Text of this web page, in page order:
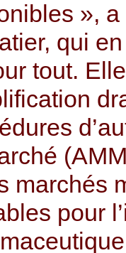
»,
qui
tout.
marchés
pour